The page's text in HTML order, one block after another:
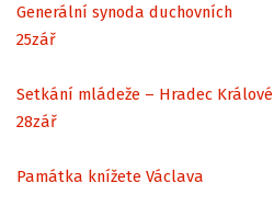
Generální synoda duchovních
25zář
Setkání mládeže – Hradec Králové
28zář
Památka knížete Václava